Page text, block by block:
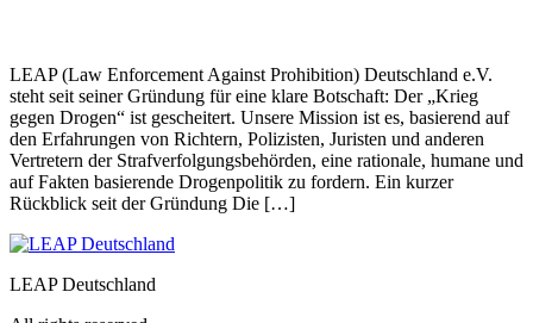
LEAP (Law Enforcement Against Prohibition) Deutschland e.V.
steht seit seiner Gründung für eine klare Botschaft: Der „Krieg
gegen Drogen“ ist gescheitert. Unsere Mission ist es, basierend auf
den Erfahrungen von Richtern, Polizisten, Juristen und anderen
Vertretern der Strafverfolgungsbehörden, eine rationale, humane und
auf Fakten basierende Drogenpolitik zu fordern. Ein kurzer
Rückblick seit der Gründung Die […]
LEAP Deutschland